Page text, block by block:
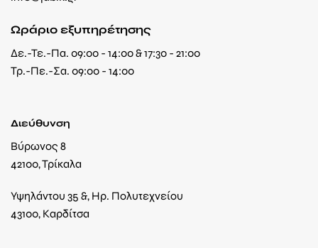
Ωράριο εξυπηρέτησης
Δε.-Τε.-Πα. 09:00 - 14:00 & 17:30 - 21:00
Τρ.-Πε.-Σα. 09:00 - 14:00
Διεύθυνση
Βύρωνος 8
42100, Τρίκαλα
Υψηλάντου 35 &, Ηρ. Πολυτεχνείου
43100, Καρδίτσα